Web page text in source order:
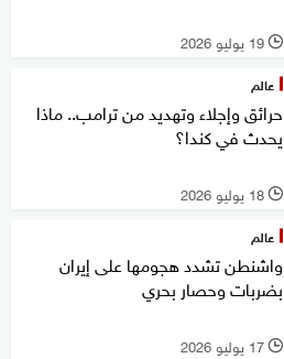
l 19 يوليو 2026
عالم
حرائق وإجلاء وتهديد من ترامب.. ماذا
يحدث في كندا؟
l 18 يوليو 2026
عالم
واشنطن تشدد هجومها على إيران
بضربات وحصار بحري
l 17 يوليو 2026